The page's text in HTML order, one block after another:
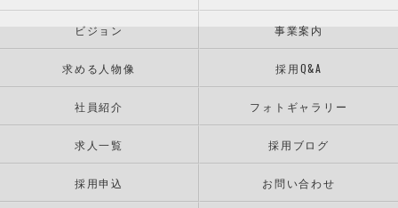
ビジョン 事業案内
求める人物像 採用Q&A
社員紹介 フォトギャラリー
求人一覧 採用ブログ
採用申込 お問い合わせ